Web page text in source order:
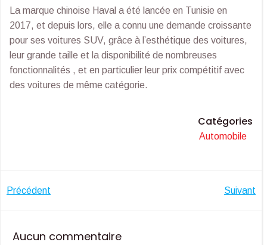
La marque chinoise Haval a été lancée en Tunisie en
2017, et depuis lors, elle a connu une demande croissante
pour ses voitures SUV, grâce à l’esthétique des voitures,
leur grande taille et la disponibilité de nombreuses
fonctionnalités , et en particulier leur prix compétitif avec
des voitures de même catégorie.
Catégories
Automobile
Navigation
de
Précédent Suivant
Aucun commentaire